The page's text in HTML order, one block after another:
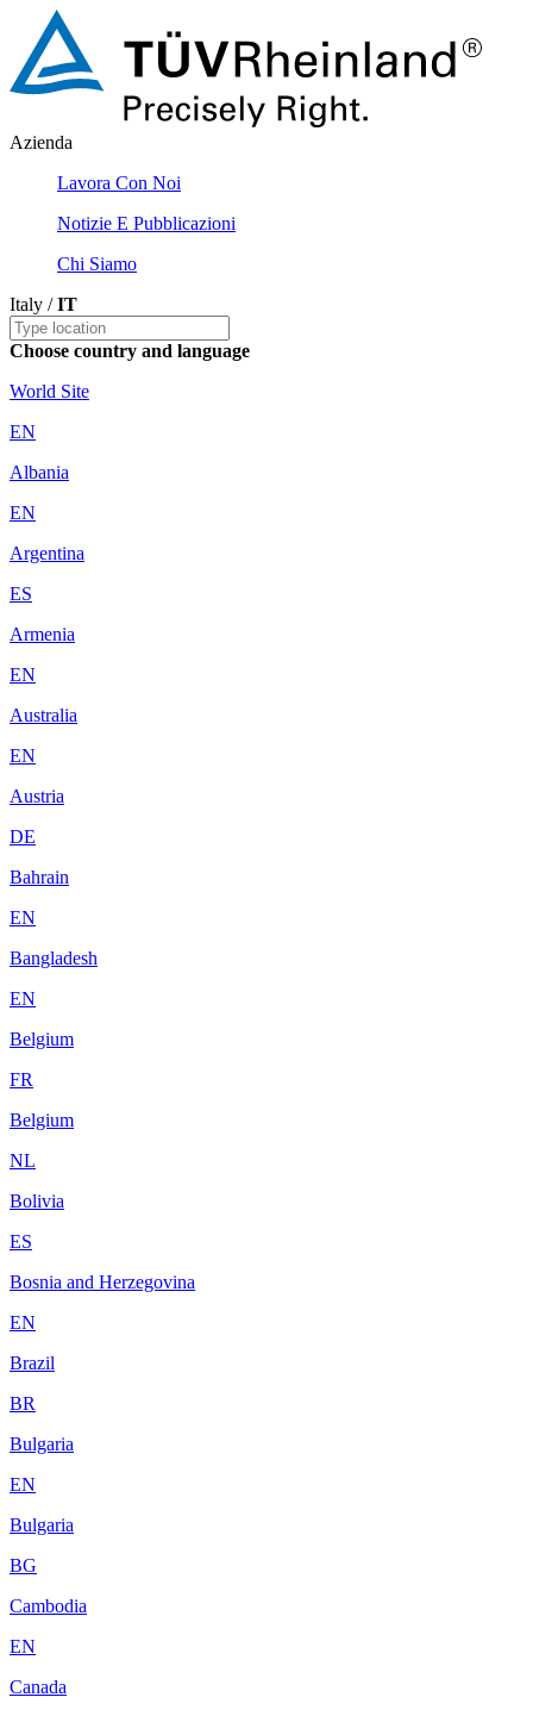
Azienda
Lavora Con Noi
Notizie E Pubblicazioni
Chi Siamo
Italy /IT
Choose country and language
World Site
EN
Albania
EN
Argentina
ES
Armenia
EN
Australia
EN
Austria
DE
Bahrain
EN
Bangladesh
EN
Belgium
FR
Belgium
NL
Bolivia
ES
Bosnia and Herzegovina
EN
Brazil
BR
Bulgaria
EN
Bulgaria
BG
Cambodia
EN
Canada